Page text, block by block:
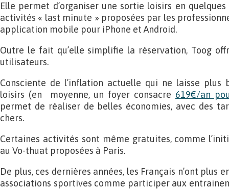
Elle permet d’organiser une sortie loisirs en
activités « last minute » proposées par les
application mobile pour iPhone et Android.
Outre le fait qu’elle simplifie la réservation, Toog
utilisateurs.
Consciente de l’inflation actuelle qui ne laisse plus
loisirs (en moyenne, un foyer consacre 619€/an
permet de réaliser de belles économies, avec des
chers.
Certaines activités sont même gratuites, comme
au Vo-thuat proposées à Paris.
De plus, ces dernières années, les Français n’ont plus
associations sportives comme participer aux